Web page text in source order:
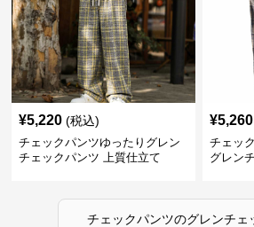
¥5,220 (税込)
チェックパンツゆったりグレン
チェックパンツ 上質仕立て
¥5,260
チェッ
グレン
チェックパンツのグレンチェ